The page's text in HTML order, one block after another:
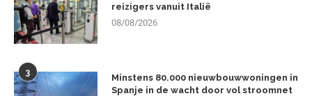
reizigers vanuit Italië
08/08/2026
3
Minstens 80.000 nieuwbouwwoningen in
Spanje in de wacht door vol stroomnet